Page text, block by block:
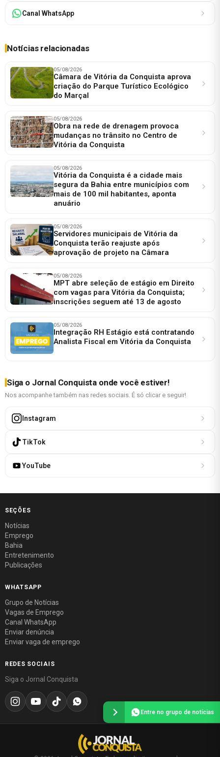
Canal WhatsApp
Notícias relacionadas
05/08/2026
Câmara de Vitória da Conquista aprova
criação do Parque Turístico Ecológico
do Marçal
05/08/2026
Obra na rede de drenagem provoca
mudanças no trânsito no Centro de
Vitória da Conquista
05/08/2026
Vitória da Conquista é a cidade mais
segura da Bahia entre municípios com
mais de 100 mil habitantes, aponta
anuário
05/08/2026
Servidores municipais de Vitória da
Conquista terão reajuste após
aprovação de projeto na Câmara
05/08/2026
MPT abre seleção de estágio em Direito
com vagas para Vitória da Conquista;
inscrições seguem até 13 de agosto
05/08/2026
Integração RH Estágio está contratando
Analista Fiscal em Vitória da Conquista
Siga o Jornal Conquista onde você estiver!
Nos acompanhe também nas redes sociais. É só clicar e seguir!
Instagram
TikTok
YouTube
SEÇÕES
Notícias
Emprego
Bahia
Entretenimento
Publicações
WHATSAPP
Grupo de Notícias
Vagas de Emprego
Canal WhatsApp
Enviar denúncia
Enviar vaga de emprego
REDES SOCIAIS
Siga o Jornal Conquista
Entre no grupo de notícias